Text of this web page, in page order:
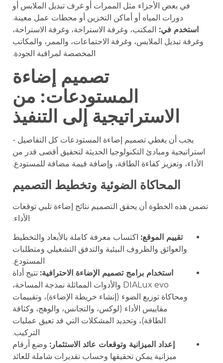
في بعض الأجزاء مثل الممرات أو غرف تبديل الملابس أو
دورات المياه أو أماكن التخزين أو محطات عمل معينة.
استخدم في: المكتب، وغرفة الاستراحة، وغرفة الاستراحة،
وغرفة تبديل الملابس، وغرفة الاجتماعات، والممر، والمكاتب
المخصصة لمراقبة الجودة.
تصميم إضاءة
المستودعات: من
الاستراتيجية إلى التنفيذ
يجب أن يغطي تصميم إضاءة المستودعات كل التفاصيل -
استراتيجية ومبادئ التكنولوجيا الحديثة لتحقيق أقصى قدر من
الأداء، وتعزيز كفاءة الطاقة، وإضافة قيمة مضافة للمستودع.
المحاكاة الضوئية وتخطيط التصميم
تضمن هذه الخطوة أن يحقق التصميم نتائج إضاءة تلبي توقعات
الأداء.
تقييم الموقع: اكتساب معرفة كاملة بالأبعاد والتخطيط
والعوائق والظروف البيئية والتدفق التشغيلي ومتطلبات
المستودع.
استخدام برامج تصميم الإضاءة الاحترافية: تتيح أداة
DIALux evo والأدوات المماثلة نمذجة المساحة،
ومحاكاة توزيع الضوء (إنشاء خريطة الإضاءة)، وتقييمات
مقاييس الأداء (لوكس، والتجانس، والوهج، وكثافة
الطاقة)، وتحديد المشكلات التي قد تعيق عمليات
التركيب.
إعداد الميزانية وتوقعات عائد الاستثمار: وضع أرقام
ميزانية يمكن تحقيقها وحساب تقديرات شاملة للعائد